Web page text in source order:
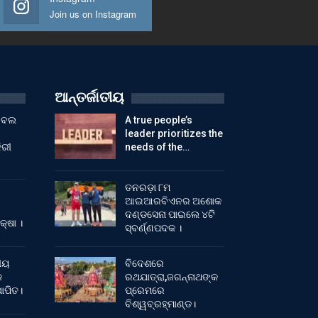
Join us on Instagram
।
ଆନ୍ତର୍ଜାତୀୟ
A true people’s
leader prioritizes the
needs of the…
ତନରଡ଼ା ୮ମ
ଆଇଆରବିଏନର ଅଶୋକ
ଦଣ୍ଡସେନା ପାଇଲେ ୪ଟି
ସ୍ବର୍ଣ୍ଣପଦକ ।
ବିଦେଶରେ
ରଥଯାତ୍ରା,ଜଗନ୍ନାଥଙ୍କ
ପ୍ରେମରେ
ବିଶ୍ୱବ୍ରହ୍ମାଣ୍ଡ।